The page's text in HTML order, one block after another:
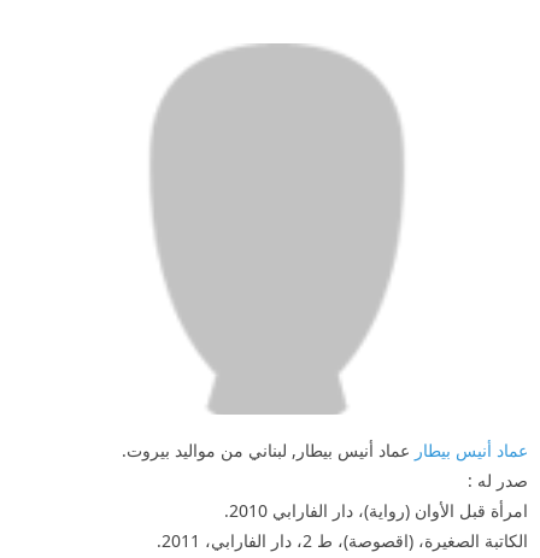
عماد أنيس بيطار عماد أنيس بيطار, لبناني من مواليد بيروت.
صدر له :
امرأة قبل الأوان (رواية)، دار الفارابي 2010.
الكاتبة الصغيرة، (اقصوصة)، ط 2، دار الفارابي، 2011.